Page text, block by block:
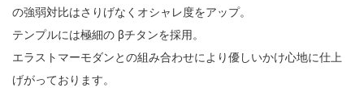
の強弱対比はさりげなくオシャレ度をアップ。
テンプルには極細の βチタンを採用。
エラストマーモダンとの組み合わせにより優しいかけ心地に仕上
げがっております。